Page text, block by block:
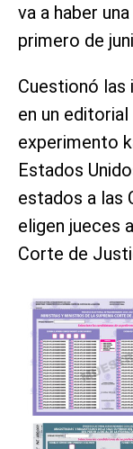
va a haber
primero de
Cuestionó las
en un
experimento
Estados
estados a las
eligen jueces
Corte de